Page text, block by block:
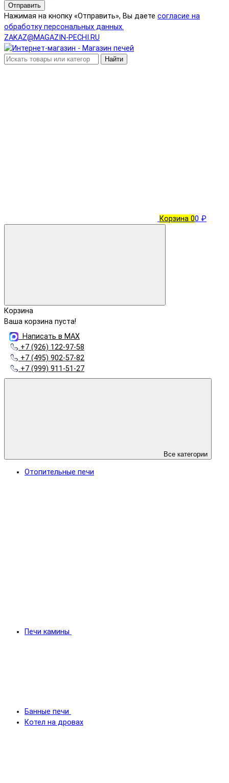
Отправить
Нажимая на кнопку «Отправить», Вы даете согласие на
обработку персональных данных.
ZAKAZ@MAGAZIN-PECHI.RU
Найти
Корзина 00 ₽
Корзина
Ваша корзина пуста!
Написать в MAX
+7 (926) 122-97-58
+7 (495) 902-57-82
+7 (999) 911-51-27
Все категории
Отопительные печи
Печи камины
Банные печи
Котел на дровах